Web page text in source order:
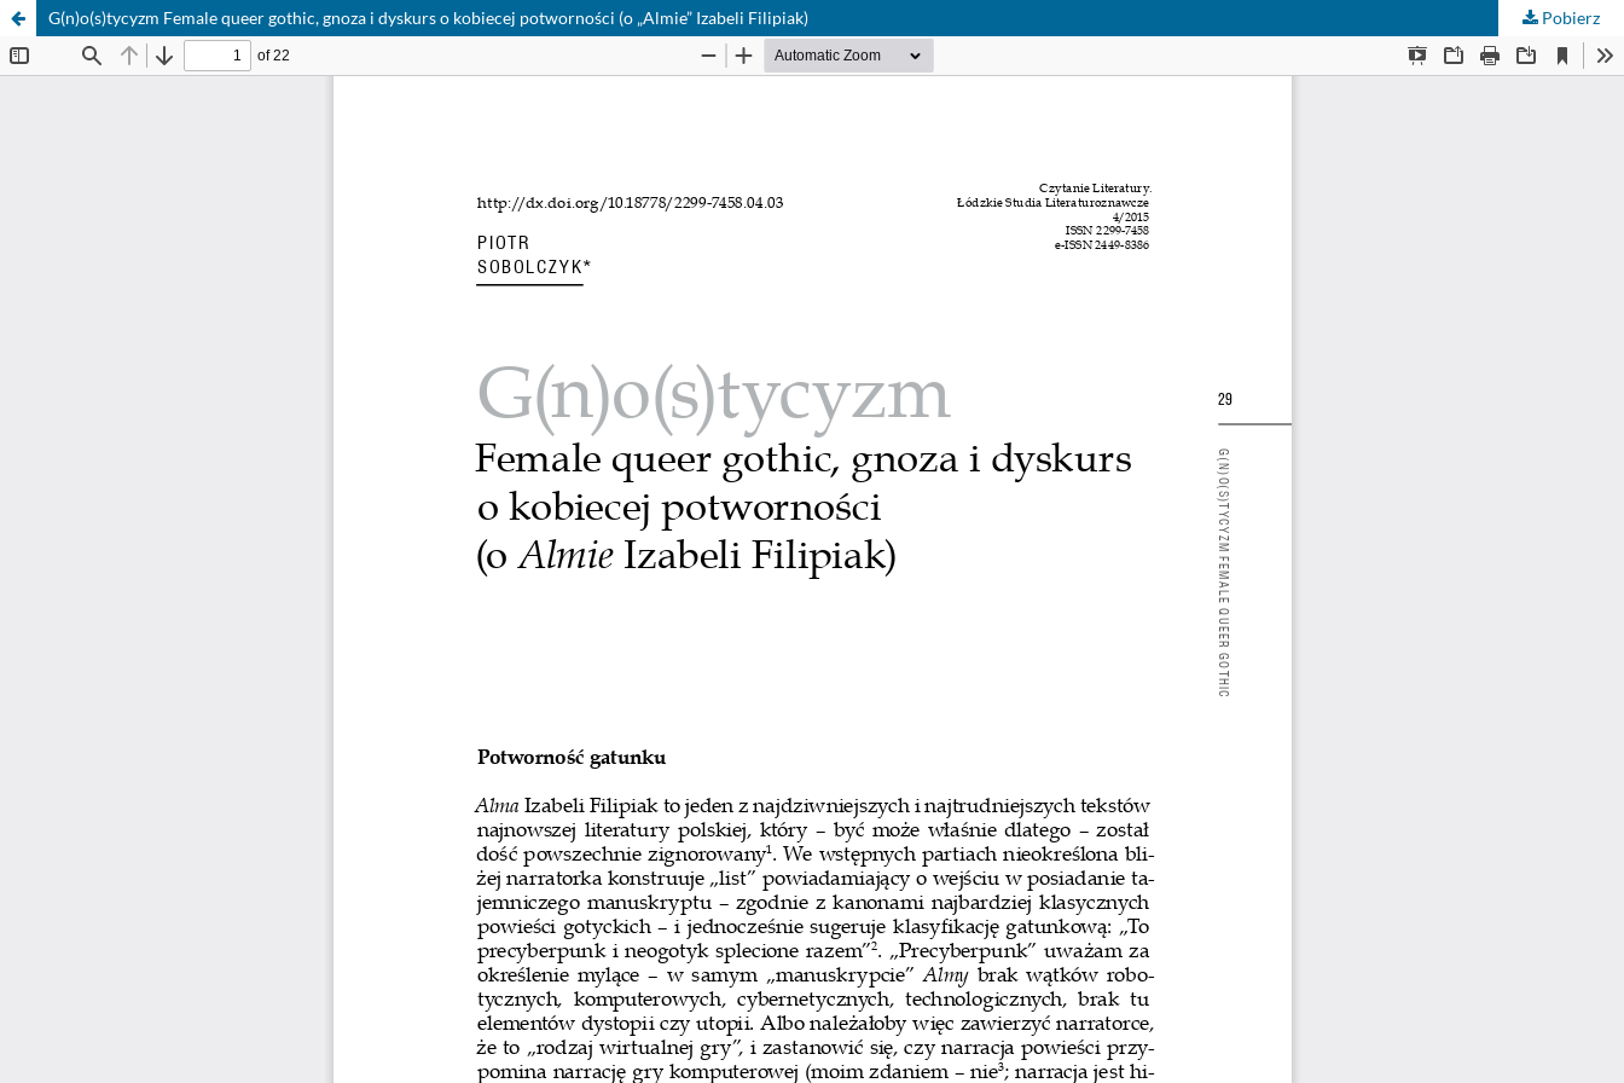
G(n)o(s)tycyzm Female queer gothic, gnoza i dyskurs o kobiecej potworności (o „Almie” Izabeli Filipiak) Pobierz